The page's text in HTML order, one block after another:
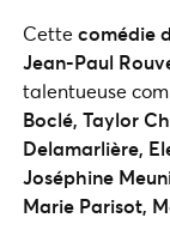
Cettecomédie
Jean-Paul
talentueuse
Boclé, Taylor
Delamarlière,
Joséphine
Marie Parisot,